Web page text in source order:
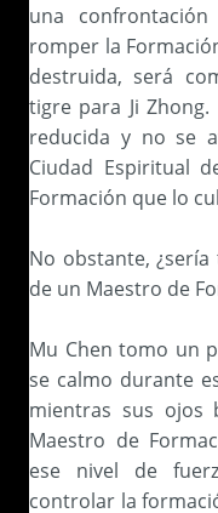
una
romper la
destruida, será
tigre para Ji
reducida y no se
Ciudad Espiritual
Formación que lo
No obstante,
de un Maestro de
Mu Chen tomo un
se calmo durante
mientras sus ojos
Maestro de
ese nivel de
controlar la